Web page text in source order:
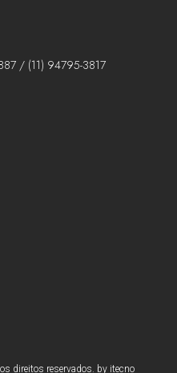
/ (11) 94795-3817
direitos reservados. by itecno